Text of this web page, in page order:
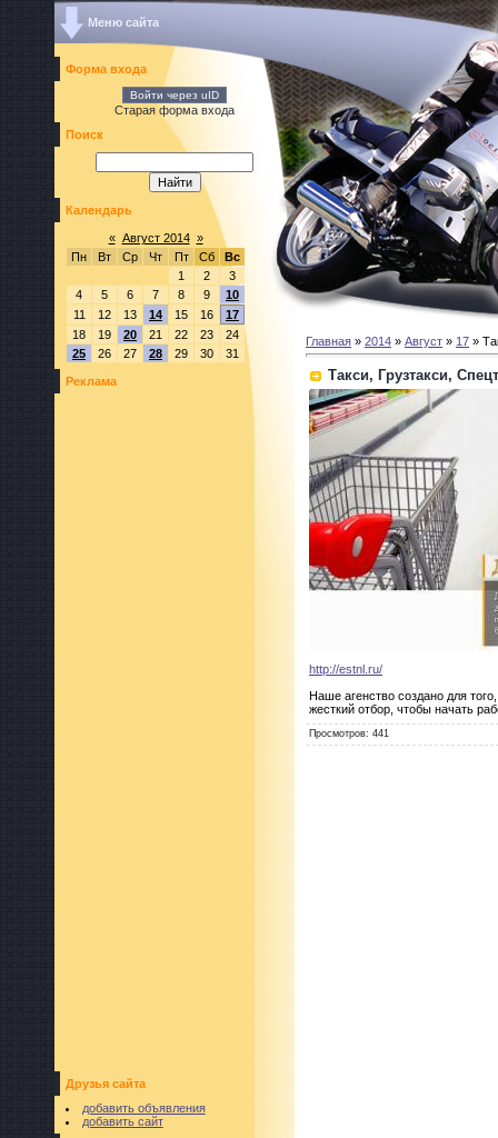
Меню сайта
Форма входа
Войти через uID
Старая форма входа
Поиск
Календарь
« Август 2014 »
Пн
Вт Ср Чт Пт Сб
Вс
1
2
3
4
5 6 7 8 9
10
11
12 13 14 15 16
17
18
19 20 21 22 23
24
25
26 27 28 29 30 31
Реклама
Друзья сайта
добавить объявления
добавить сайт
Главная » 2014 » Август » 17 »
Такси, Грузтакси,
http://estnl.ru/
Наше агенство создано для
жесткий отбор, чтобы начать
Просмотров: 441